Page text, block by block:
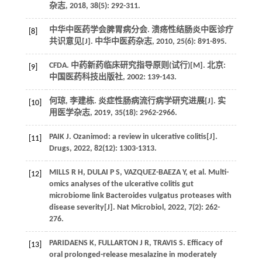
杂志, 2018, 38(5): 292-311.
[8]
中华中医药学会脾胃病分会. 溃疡性结肠炎中医诊疗
共识意见[J]. 中华中医药杂志, 2010, 25(6): 891-895.
[9]
CFDA. 中药新药临床研究指导原则(试行)[M]. 北京:
中国医药科技出版社, 2002: 139-143.
[10]
何琼, 李建栋. 炎症性肠病流行病学研究进展[J]. 实
用医学杂志, 2019, 35(18): 2962-2966.
[11]
PAIK J. Ozanimod: a review in ulcerative colitis[J].
Drugs, 2022, 82(12): 1303-1313.
[12]
MILLS R H, DULAI P S, VAZQUEZ-BAEZA Y, et al. Multi-
omics analyses of the ulcerative colitis gut
microbiome link Bacteroides vulgatus proteases with
disease severity[J]. Nat Microbiol, 2022, 7(2): 262-
276.
[13]
PARIDAENS K, FULLARTON J R, TRAVIS S. Efficacy of
oral prolonged-release mesalazine in moderately